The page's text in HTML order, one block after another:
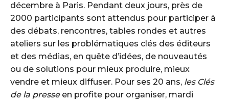
décembre à Paris. Pendant deux jours, près de
2000 participants sont attendus pour participer à
des débats, rencontres, tables rondes et autres
ateliers sur les problématiques clés des éditeurs
et des médias, en quête d’idées, de nouveautés
ou de solutions pour mieux produire, mieux
vendre et mieux diffuser. Pour ses 20 ans, les Clés
de la presseen profite pour organiser, mardi